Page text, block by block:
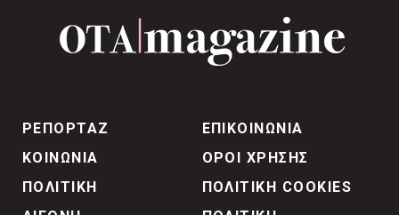
ΡΕΠΟΡΤΑΖ
ΚΟΙΝΩΝΙΑ
ΠΟΛΙΤΙΚΗ
ΕΠΙΚΟΙΝΩΝΙΑ
ΟΡΟΙ ΧΡΗΣΗΣ
ΠΟΛΙΤΙΚΗ COOKIES